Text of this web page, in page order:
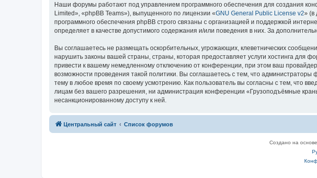
Наши форумы работают под управлением программного обеспечения для создания
Limited», «phpBB Teams»), выпущенного по лицензии «GNU General Public License v2» (в
программного обеспечения phpBB строго связаны с организацией и поддержкой
определяет в качестве допустимого содержания и/или поведения в них. За
Вы соглашаетесь не размещать оскорбительных, угрожающих, клеветнических
нарушить законы вашей страны, страны, которая предоставляет услуги хостинга
привести к вашему немедленному отключению от конференции, при этом ваш
возможности проведения такой политики. Вы соглашаетесь с тем, что
тему в любое время по своему усмотрению. Как пользователь вы согласны с тем, что
лицам без вашего разрешения, ни администрация конференции «Грузоподъёмные
несанкционированному доступу к ней.
Центральный сайт Список форумов
Создано на основе